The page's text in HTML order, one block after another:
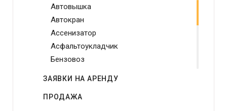
Автовышка
Автокран
Ассенизатор
Асфальтоукладчик
Бензовоз
Виброплита
ЗАЯВКИ НА АРЕНДУ
ПРОДАЖА